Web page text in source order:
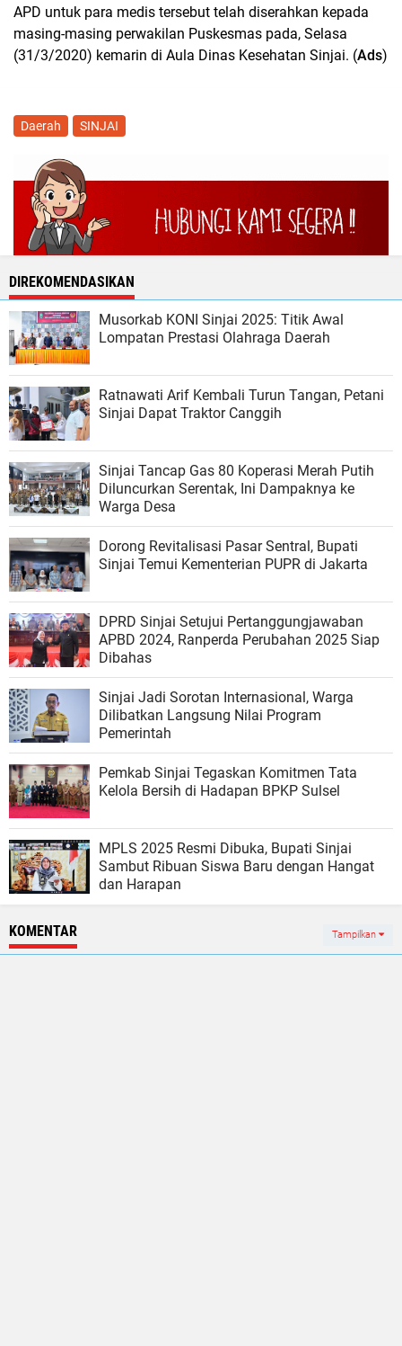
APD untuk para medis tersebut telah diserahkan kepada
masing-masing perwakilan Puskesmas pada, Selasa
(31/3/2020) kemarin di Aula Dinas Kesehatan Sinjai. (Ads)
Daerah SINJAI
DIREKOMENDASIKAN
Musorkab KONI Sinjai 2025: Titik Awal
Lompatan Prestasi Olahraga Daerah
Ratnawati Arif Kembali Turun Tangan, Petani
Sinjai Dapat Traktor Canggih
Sinjai Tancap Gas 80 Koperasi Merah Putih
Diluncurkan Serentak, Ini Dampaknya ke
Warga Desa
Dorong Revitalisasi Pasar Sentral, Bupati
Sinjai Temui Kementerian PUPR di Jakarta
DPRD Sinjai Setujui Pertanggungjawaban
APBD 2024, Ranperda Perubahan 2025 Siap
Dibahas
Sinjai Jadi Sorotan Internasional, Warga
Dilibatkan Langsung Nilai Program
Pemerintah
Pemkab Sinjai Tegaskan Komitmen Tata
Kelola Bersih di Hadapan BPKP Sulsel
MPLS 2025 Resmi Dibuka, Bupati Sinjai
Sambut Ribuan Siswa Baru dengan Hangat
dan Harapan
KOMENTAR Tampilkan